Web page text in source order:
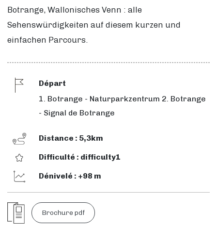
Botrange, Wallonisches Venn : alle
Sehenswürdigkeiten auf diesem kurzen und
einfachen Parcours.
Départ
1. Botrange - Naturparkzentrum 2. Botrange
- Signal de Botrange
Distance : 5,3km
Difficulté : difficulty1
Dénivelé : +98 m
Brochure pdf